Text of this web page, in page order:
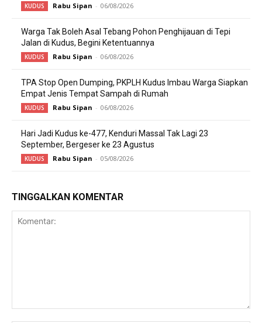
KUDUS Rabu Sipan - 06/08/2026
Warga Tak Boleh Asal Tebang Pohon Penghijauan di Tepi
Jalan di Kudus, Begini Ketentuannya
KUDUS Rabu Sipan - 06/08/2026
TPA Stop Open Dumping, PKPLH Kudus Imbau Warga Siapkan
Empat Jenis Tempat Sampah di Rumah
KUDUS Rabu Sipan - 06/08/2026
Hari Jadi Kudus ke-477, Kenduri Massal Tak Lagi 23
September, Bergeser ke 23 Agustus
KUDUS Rabu Sipan - 05/08/2026
TINGGALKAN KOMENTAR